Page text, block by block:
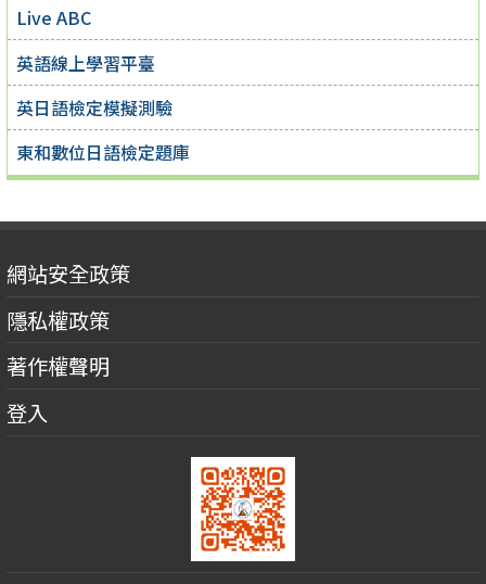
Live ABC
英語線上學習平臺
英日語檢定模擬測驗
東和數位日語檢定題庫
網站安全政策
隱私權政策
著作權聲明
登入